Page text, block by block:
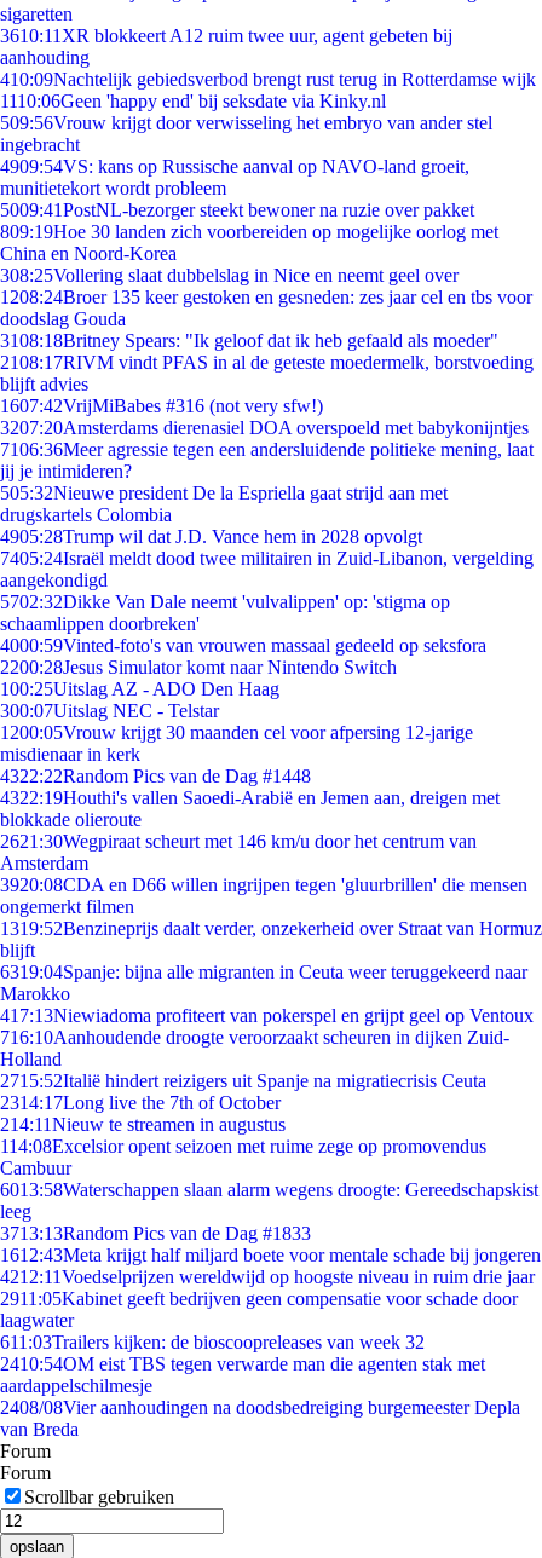
sigaretten
3610:11 XR blokkeert A12 ruim twee uur, agent gebeten bij
aanhouding
410:09Nachtelijk gebiedsverbod brengt rust terug in Rotterdamse wijk
1110:06Geen 'happy end' bij seksdate via Kinky.nl
509:56Vrouw krijgt door verwisseling het embryo van ander stel
ingebracht
4909:54VS: kans op Russische aanval op NAVO-land groeit,
munitietekort wordt probleem
5009:41PostNL-bezorger steekt bewoner na ruzie over pakket
809:19Hoe 30 landen zich voorbereiden op mogelijke oorlog met
China en Noord-Korea
308:25Vollering slaat dubbelslag in Nice en neemt geel over
1208:24Broer 135 keer gestoken en gesneden: zes jaar cel en tbs voor
doodslag Gouda
3108:18Britney Spears: "Ik geloof dat ik heb gefaald als moeder"
2108:17RIVM vindt PFAS in al de geteste moedermelk, borstvoeding
blijft advies
1607:42VrijMiBabes #316 (not very sfw!)
3207:20Amsterdams dierenasiel DOA overspoeld met babykonijntjes
7106:36Meer agressie tegen een andersluidende politieke mening, laat
jij je intimideren?
505:32Nieuwe president De la Espriella gaat strijd aan met
drugskartels Colombia
4905:28Trump wil dat J.D. Vance hem in 2028 opvolgt
7405:24Israël meldt dood twee militairen in Zuid-Libanon, vergelding
aangekondigd
5702:32Dikke Van Dale neemt 'vulvalippen' op: 'stigma op
schaamlippen doorbreken'
4000:59Vinted-foto's van vrouwen massaal gedeeld op seksfora
2200:28Jesus Simulator komt naar Nintendo Switch
100:25Uitslag AZ - ADO Den Haag
300:07Uitslag NEC - Telstar
1200:05Vrouw krijgt 30 maanden cel voor afpersing 12-jarige
misdienaar in kerk
4322:22Random Pics van de Dag #1448
4322:19Houthi's vallen Saoedi-Arabië en Jemen aan, dreigen met
blokkade olieroute
2621:30Wegpiraat scheurt met 146 km/u door het centrum van
Amsterdam
3920:08CDA en D66 willen ingrijpen tegen 'gluurbrillen' die mensen
ongemerkt filmen
1319:52Benzineprijs daalt verder, onzekerheid over Straat van Hormuz
blijft
6319:04Spanje: bijna alle migranten in Ceuta weer teruggekeerd naar
Marokko
417:13Niewiadoma profiteert van pokerspel en grijpt geel op Ventoux
716:10Aanhoudende droogte veroorzaakt scheuren in dijken Zuid-
Holland
2715:52Italië hindert reizigers uit Spanje na migratiecrisis Ceuta
2314:17Long live the 7th of October
214:11Nieuw te streamen in augustus
114:08Excelsior opent seizoen met ruime zege op promovendus
Cambuur
6013:58Waterschappen slaan alarm wegens droogte: Gereedschapskist
leeg
3713:13Random Pics van de Dag #1833
1612:43Meta krijgt half miljard boete voor mentale schade bij jongeren
4212:11Voedselprijzen wereldwijd op hoogste niveau in ruim drie jaar
2911:05Kabinet geeft bedrijven geen compensatie voor schade door
laagwater
611:03Trailers kijken: de bioscoopreleases van week 32
2410:54OM eist TBS tegen verwarde man die agenten stak met
aardappelschilmesje
2408/08Vier aanhoudingen na doodsbedreiging burgemeester Depla
van Breda
Forum
Forum
Scrollbar gebruiken
opslaan